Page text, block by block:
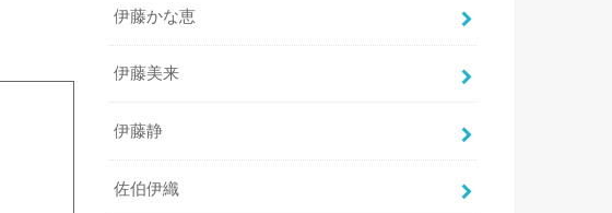
伊藤かな恵
伊藤美来
伊藤静
佐伯伊織